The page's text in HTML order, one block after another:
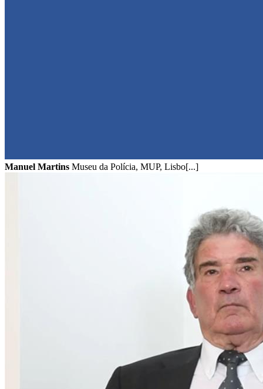
Manuel Martins Museu da Polícia, MUP, Lisbo[...]